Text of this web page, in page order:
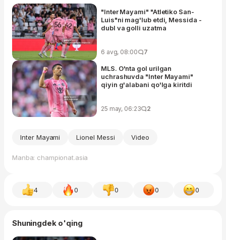
"Inter Mayami" "Atletiko San-
Luis"ni mag'lub etdi, Messida -
dubl va golli uzatma
6 avg, 08:00 7
MLS. O'nta gol urilgan
uchrashuvda "Inter Mayami"
qiyin g'alabani qo'lga kiritdi
25 may, 06:23 2
Inter Mayami Lionel Messi Video
Manba: championat.asia
4 0 0 0 0
Shuningdek o'qing